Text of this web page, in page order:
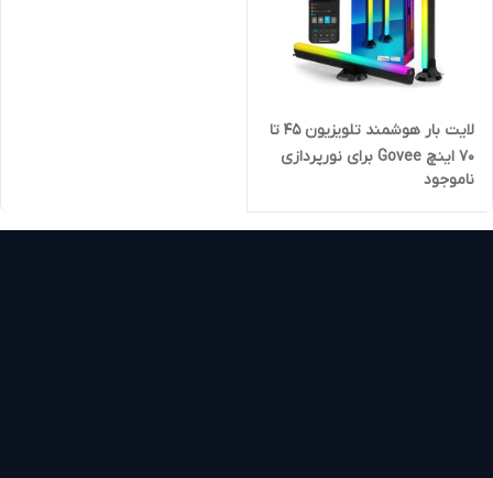
لایت بار هوشمند تلویزیون ۴۵ تا
۷۰ اینچ Govee برای نورپردازی
پشت تلویزیون
ناموجود